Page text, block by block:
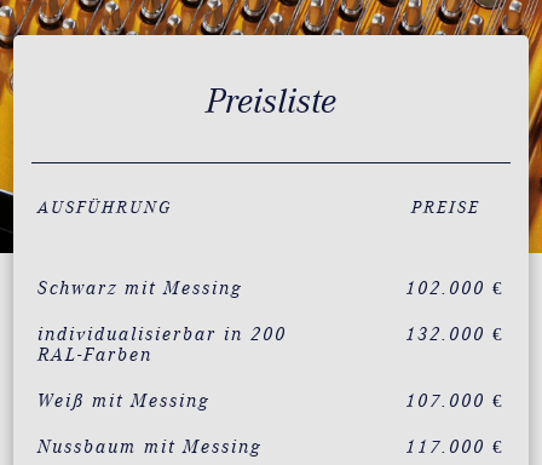
Preisliste
AUSFÜHRUNG PREISE
Schwarz mit Messing 102.000 €
individualisierbar in 200
RAL-Farben
132.000 €
Weiß mit Messing 107.000 €
Nussbaum mit Messing 117.000 €